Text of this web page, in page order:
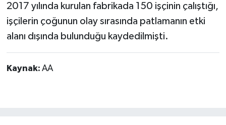
2017 yılında kurulan fabrikada 150 işçinin çalıştığı,
işçilerin çoğunun olay sırasında patlamanın etki
alanı dışında bulunduğu kaydedilmişti.
Kaynak: AA